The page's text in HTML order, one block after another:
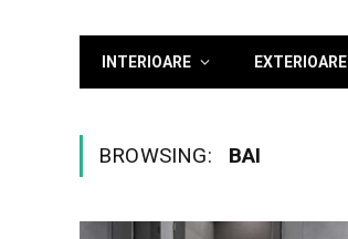
INTERIOARE EXTERIOARE
BROWSING: BAI